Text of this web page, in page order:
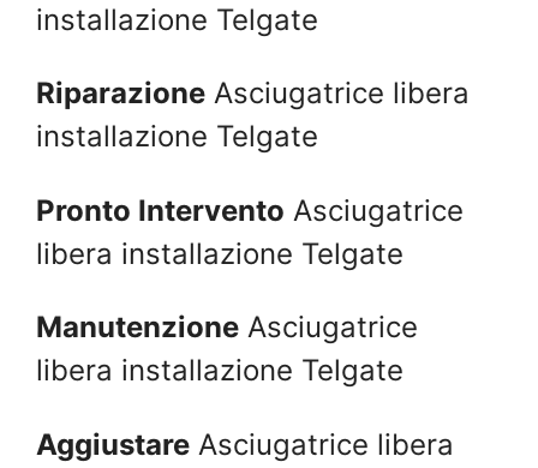
installazione Telgate
Riparazione Asciugatrice libera
installazione Telgate
Pronto Intervento Asciugatrice
libera installazione Telgate
Manutenzione Asciugatrice
libera installazione Telgate
Aggiustare Asciugatrice libera